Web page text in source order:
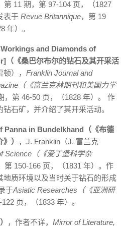
第 11 期，第 97-104 页，（1827
表于 Revue Britannique，第 19
年）。
and Diamonds of
《桑巴尔布尔的钻石及其开采活
）， Franklin Journal and
（《富兰克林期刊和美国力学
，第 46-50 页，（1828 年）。 作
石矿，并介绍了其开采活动。
Panna in Bundelkhand（《布德
）
，J. Franklin（J. 富兰克
Science（《爱丁堡科学杂
第 150-166 页，（1831 年）。作
地质环境以及当时关于钻石的形成
于Asiatic Researches（《亚洲研
页，（1833 年）。
，作者不详， Mirror of Literature,